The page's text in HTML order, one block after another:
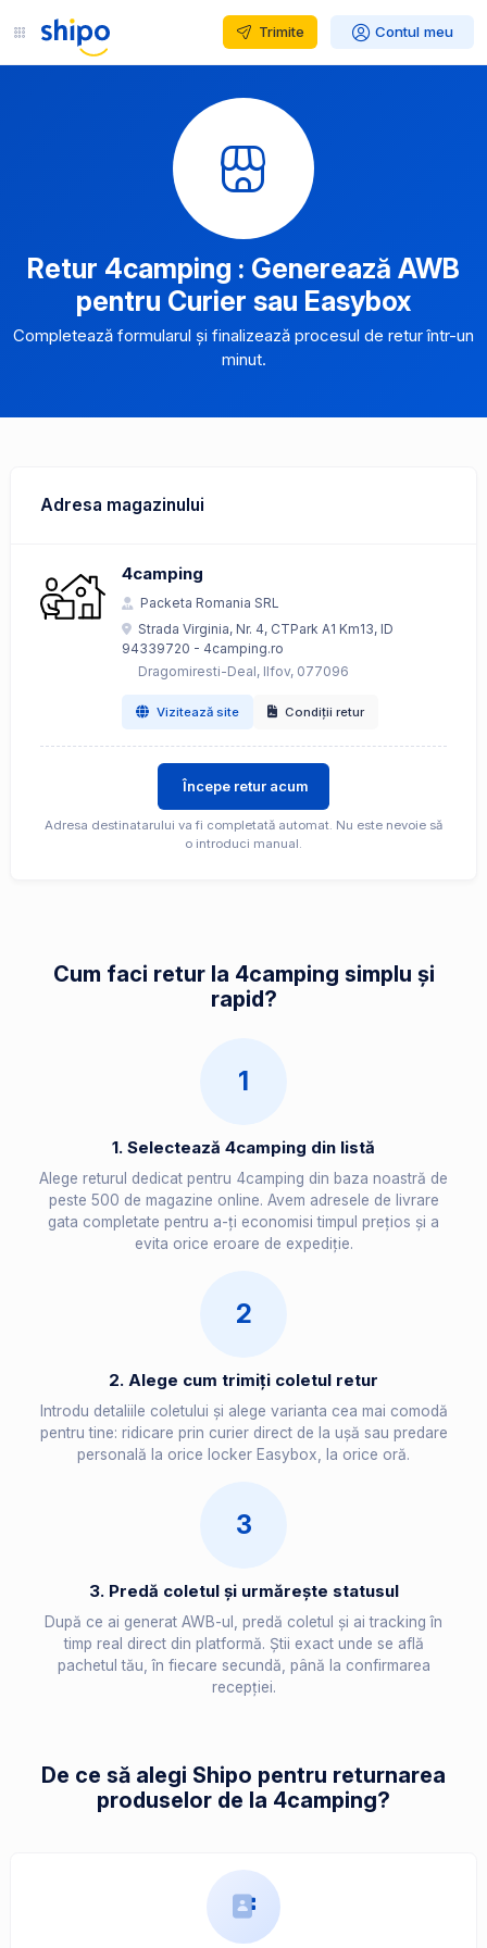
Trimite Contul meu
Retur 4camping : Generează AWB
pentru Curier sau Easybox
Completează formularul și finalizează procesul de retur într-un
minut.
Adresa magazinului
4camping
Packeta Romania SRL
Strada Virginia, Nr. 4, CTPark A1 Km13, ID
94339720 - 4camping.ro
Dragomiresti-Deal, Ilfov, 077096
Vizitează site Condiții retur
Începe retur acum
Adresa destinatarului va fi completată automat. Nu este nevoie să
o introduci manual.
Cum faci retur la 4camping simplu și
rapid?
1
1. Selectează 4camping din listă
Alege returul dedicat pentru 4camping din baza noastră de
peste 500 de magazine online. Avem adresele de livrare
gata completate pentru a-ți economisi timpul prețios și a
evita orice eroare de expediție.
2
2. Alege cum trimiți coletul retur
Introdu detaliile coletului și alege varianta cea mai comodă
pentru tine: ridicare prin curier direct de la ușă sau predare
personală la orice locker Easybox, la orice oră.
3
3. Predă coletul și urmărește statusul
După ce ai generat AWB-ul, predă coletul și ai tracking în
timp real direct din platformă. Știi exact unde se află
pachetul tău, în fiecare secundă, până la confirmarea
recepției.
De ce să alegi Shipo pentru returnarea
produselor de la 4camping?